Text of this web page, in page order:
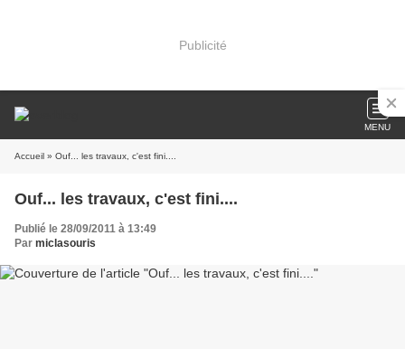
Publicité
MENU
Accueil » Ouf... les travaux, c'est fini....
Ouf... les travaux, c'est fini....
Publié le 28/09/2011 à 13:49
Par miclasouris